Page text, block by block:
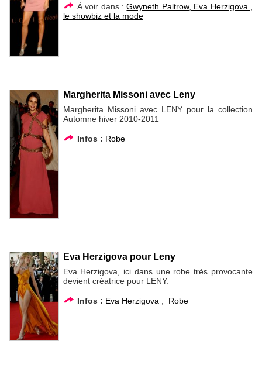
À voir dans :Gwyneth Paltrow, Eva Herzigova ,
le showbiz et la mode
Margherita Missoni avec Leny
Margherita Missoni avec LENY pour la collection
Automne hiver 2010-2011
Infos : Robe
Eva Herzigova pour Leny
Eva Herzigova, ici dans une robe très provocante
devient créatrice pour LENY.
Infos : Eva Herzigova Robe